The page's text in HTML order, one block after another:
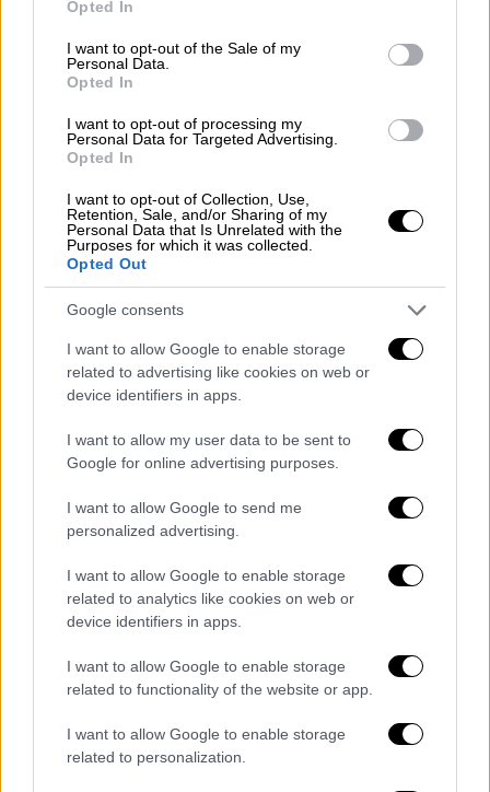
use your data for below specified purposes in below Google
consent section.
Opted In
I want to opt-out of the Sale of my
Personal Data.
Opted In
I want to opt-out of processing my
Personal Data for Targeted Advertising.
Opted In
I want to opt-out of Collection, Use,
Retention, Sale, and/or Sharing of my
Personal Data that Is Unrelated with the
Purposes for which it was collected.
Opted Out
Google consents
I want to allow Google to enable storage
related to advertising like cookies on web or
device identifiers in apps.
I want to allow my user data to be sent to
Google for online advertising purposes.
I want to allow Google to send me
personalized advertising.
I want to allow Google to enable storage
related to analytics like cookies on web or
device identifiers in apps.
I want to allow Google to enable storage
related to functionality of the website or app.
I want to allow Google to enable storage
related to personalization.
Συνεχίζοντας, υποστηρίζουν ότι αυτές οι
πρακτικές του Τούρκου πρόεδρου, ο οποίες
αντιτίθενται στο κοινό καλό
της συμμαχίας,
δεν πρέπει να αποτελούν έκπληξη, καθώς η
Άγκυρα έχει προβεί σε μια σειρά
αποσταθεροποιητικών ενεργειών, οι οποίες
μέχρι την Μέση Ανατολή και τη Βόρεια
Αφρική.
«Το καθεστώς του (Ερντογάν) έχει
χρησιμοποιήσειεπανειλημμένα τη
στρατιωτική ισχύτου για να
αποσταθεροποιήσει την Ανατολική
Μεσόγειο, τη Μέση Ανατολή, τον Νότιο
Καύκασο και τη Βόρεια Αφρική. Οι δυνάμεις
που υποστηρίζονται από την Τουρκία και η
εξαρτήματα αμερικανικής κατασκευής κατά
τη διάρκεια αυτών των εισβολών για να
διαπράξουν εγκλήματα πολέμου,
συμπεριλαμβανομένων βομβαρδισμών
αμάχων και στόχων όπως νοσοκομεία και
Ναγκόρνο Καραμπάχ. Έχουν επίσης
παραβιάσουν την εδαφική ακεραιότητα
συμμάχων και εταίρων του ΝΑΤΟ,